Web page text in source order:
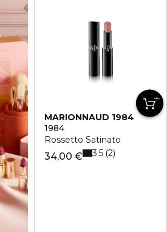
MARIONNAUD 1984
1984
Rossetto Satinato
34,00 € 3.5 2